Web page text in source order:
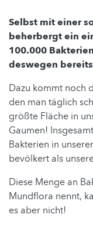
Selbst mit einer
beherbergt ein
100.000
deswegen
Dazu kommt noch
den man täglich
größte Fläche in
Gaumen!
Bakterien in
bevölkert als
Diese Menge an
Mundflora nennt,
es aber nicht!